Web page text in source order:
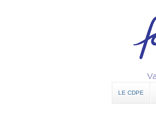
LE CDPE